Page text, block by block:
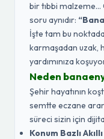
bir tıbbi
soru aynıdır:
İşte tam bu noktada
karmaşadan uzak,
yardımınıza
Neden
Şehir hayatının
semtte eczane
süreci sizin için
Konum Bazlı